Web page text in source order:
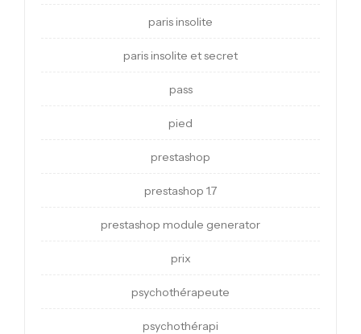
paris insolite
paris insolite et secret
pass
pied
prestashop
prestashop 1.7
prestashop module generator
prix
psychothérapeute
psychothérapi